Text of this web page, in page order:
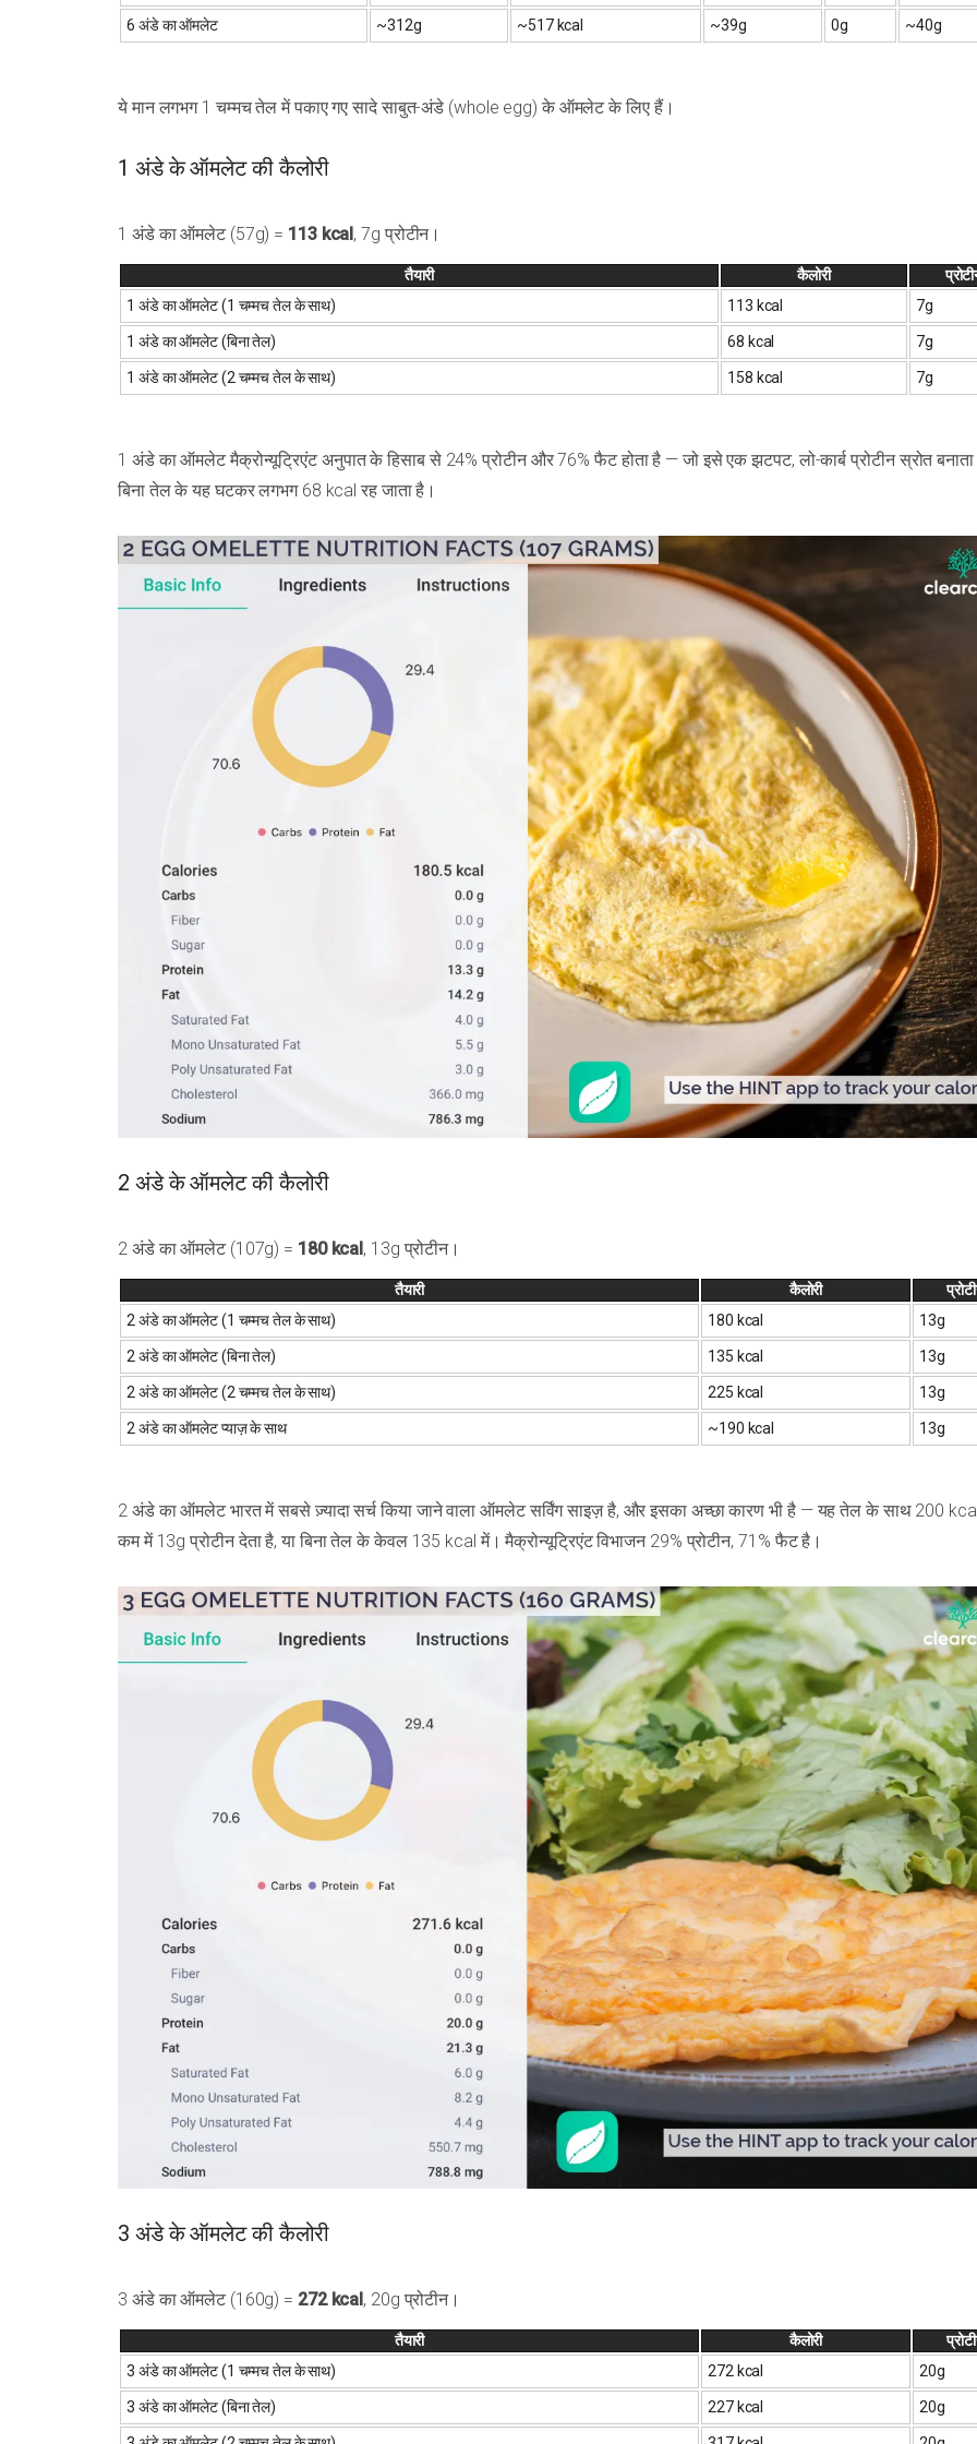
6 अंडे का ऑमलेट ~312g ~517 kcal ~39g 0g ~40g
ये मान लगभग 1 चम्मच तेल में पकाए गए सादे साबुत-अंडे (whole egg) के ऑमलेट के लिए हैं।
1 अंडे के ऑमलेट की कैलोरी
1 अंडे का ऑमलेट (57g) = 113 kcal, 7g प्रोटीन।
तैयारी कैलोरी
1 अंडे का ऑमलेट (1 चम्मच तेल के साथ)
113 kcal 7g
1 अंडे का ऑमलेट (बिना तेल) 68 kcal 7g
1 अंडे का ऑमलेट (2 चम्मच तेल के साथ) 158 kcal 7g
1 अंडे का ऑमलेट मैक्रोन्यूट्रिएंट अनुपात के हिसाब से 24% प्रोटीन और 76% फैट होता है — जो इसे एक झटपट, लो-कार्ब प्रोटीन स्रोत
बिना तेल के यह घटकर लगभग 68 kcal रह जाता है।
2 अंडे के ऑमलेट की कैलोरी
2 अंडे का ऑमलेट (107g) = 180 kcal, 13g प्रोटीन।
तैयारी कैलोरी
2 अंडे का ऑमलेट (1 चम्मच तेल के साथ)
180 kcal 13g
2 अंडे का ऑमलेट (बिना तेल) 135 kcal 13g
2 अंडे का ऑमलेट (2 चम्मच तेल के साथ) 225 kcal 13g
2 अंडे का ऑमलेट प्याज़ के साथ ~190 kcal 13g
2 अंडे का ऑमलेट भारत में सबसे ज़्यादा सर्च किया जाने वाला ऑमलेट सर्विंग साइज़ है, और इसका अच्छा कारण भी है — यह तेल के साथ 200
कम में 13g प्रोटीन देता है, या बिना तेल के केवल 135 kcal में। मैक्रोन्यूट्रिएंट विभाजन 29% प्रोटीन, 71% फैट है।
3 अंडे के ऑमलेट की कैलोरी
3 अंडे का ऑमलेट (160g) = 272 kcal, 20g प्रोटीन।
तैयारी कैलोरी
3 अंडे का ऑमलेट (1 चम्मच तेल के साथ)
272 kcal 20g
3 अंडे का ऑमलेट (बिना तेल) 227 kcal 20g